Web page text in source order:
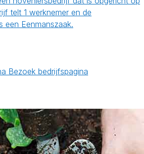
telt 1 werknemer en de
een Eenmanszaak.
Bezoek bedrijfspagina